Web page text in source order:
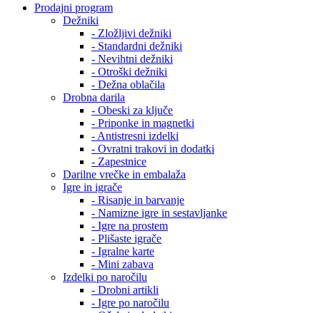
Prodajni program
Dežniki
- Zložljivi dežniki
- Standardni dežniki
- Nevihtni dežniki
- Otroški dežniki
- Dežna oblačila
Drobna darila
- Obeski za ključe
- Priponke in magnetki
- Antistresni izdelki
- Ovratni trakovi in dodatki
- Zapestnice
Darilne vrečke in embalaža
Igre in igrače
- Risanje in barvanje
- Namizne igre in sestavljanke
- Igre na prostem
- Plišaste igrače
- Igralne karte
- Mini zabava
Izdelki po naročilu
- Drobni artikli
- Igre po naročilu